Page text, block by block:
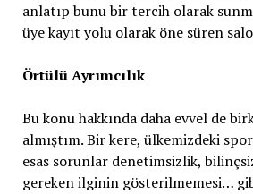
anlatıp bunu bir tercih olarak
üye kayıt yolu olarak öne süren
Örtülü Ayrımcılık
Bu konu hakkında daha evvel de
almıştım. Bir kere, ülkemizdeki
esas sorunlar denetimsizlik,
gereken ilginin gösterilmemesi…